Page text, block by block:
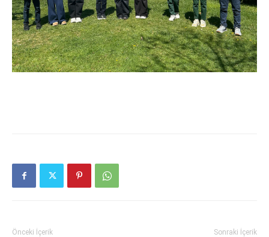
Önceki İçerik Sonraki İçerik